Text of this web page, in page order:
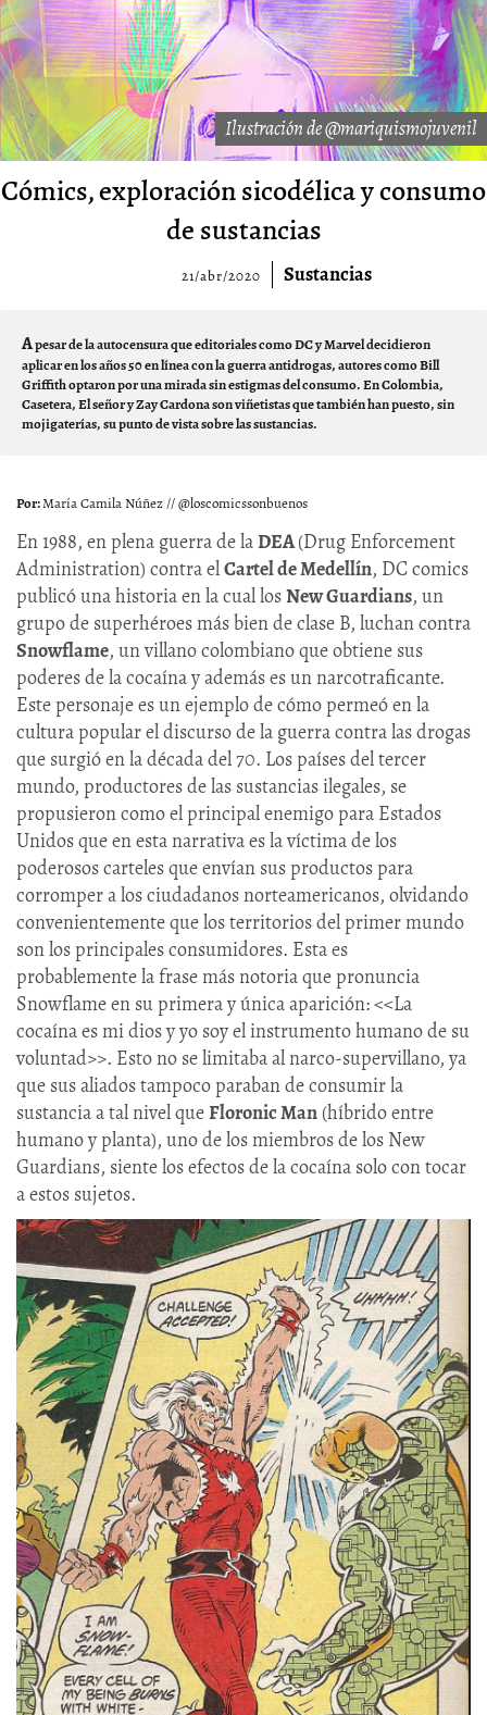
Ilustración de @mariquismojuvenil
Cómics, exploración sicodélica y consumo
de sustancias
21/abr/2020 Sustancias
Apesar de la autocensura que editoriales como DC y Marvel decidieron
aplicar en los años 50 en línea con la guerra antidrogas, autores como Bill
Griffith optaron por una mirada sin estigmas del consumo. En Colombia,
Casetera, El señor y Zay Cardona son viñetistas que también han puesto, sin
mojigaterías, su punto de vista sobre las sustancias.
María Camila Núñez // @loscomicssonbuenos
En 1988, en plena guerra de laDEA(Drug Enforcement
Administration) contra elCartel de Medellín, DC comics
publicó una historia en la cual losNew Guardians, un
grupo de superhéroes más bien de clase B, luchan contra
Snowflame, un villano colombiano que obtiene sus
poderes de la cocaína y además es un narcotraficante.
Este personaje es un ejemplo de cómo permeó en la
cultura popular el discurso de la guerra contra las drogas
que surgió en la década del 70. Los países del tercer
mundo, productores de las sustancias ilegales, se
propusieron como el principal enemigo para Estados
Unidos que en esta narrativa es la víctima de los
poderosos carteles que envían sus productos para
corromper a los ciudadanos norteamericanos, olvidando
convenientemente que los territorios del primer mundo
son los principales consumidores. Esta es
probablemente la frase más notoria que pronuncia
Snowflame en su primera y única aparición: <<La
cocaína es mi dios y yo soy el instrumento humano de su
voluntad>>. Esto no se limitaba al narco-supervillano, ya
que sus aliados tampoco paraban de consumir la
sustancia a tal nivel queFloronic Man (híbrido entre
humano y planta), uno de los miembros de los New
Guardians, siente los efectos de la cocaína solo con tocar
a estos sujetos.